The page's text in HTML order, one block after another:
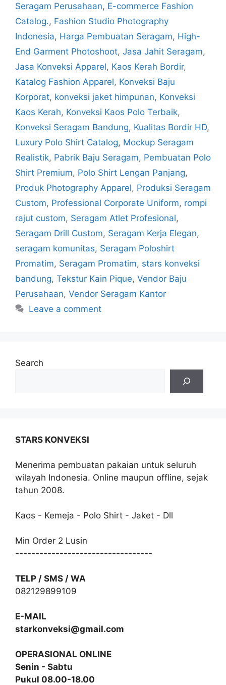
Seragam Perusahaan, E-commerce Fashion
Catalog., Fashion Studio Photography
Indonesia, Harga Pembuatan Seragam, High-
End Garment Photoshoot, Jasa Jahit Seragam,
Jasa Konveksi Apparel, Kaos Kerah Bordir,
Katalog Fashion Apparel, Konveksi Baju
Korporat, konveksi jaket himpunan, Konveksi
Kaos Kerah, Konveksi Kaos Polo Terbaik,
Konveksi Seragam Bandung, Kualitas Bordir HD,
Luxury Polo Shirt Catalog, Mockup Seragam
Realistik, Pabrik Baju Seragam, Pembuatan Polo
Shirt Premium, Polo Shirt Lengan Panjang,
Produk Photography Apparel, Produksi Seragam
Custom, Professional Corporate Uniform, rompi
rajut custom, Seragam Atlet Profesional,
Seragam Drill Custom, Seragam Kerja Elegan,
seragam komunitas, Seragam Poloshirt
Promatim, Seragam Promatim, stars konveksi
bandung, Tekstur Kain Pique, Vendor Baju
Perusahaan, Vendor Seragam Kantor
Leave a comment
Search
STARS KONVEKSI
Menerima pembuatan pakaian untuk seluruh
wilayah Indonesia. Online maupun offline, sejak
tahun 2008.
Kaos - Kemeja - Polo Shirt - Jaket - Dll
Min Order 2 Lusin
----------------------------------
TELP / SMS / WA
082129899109
E-MAIL
starkonveksi@gmail.com
OPERASIONAL ONLINE
Senin - Sabtu
Pukul 08.00-18.00